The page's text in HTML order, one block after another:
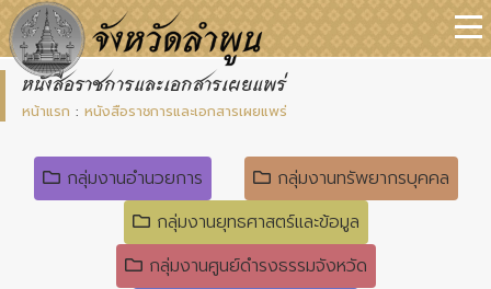
หนังสือราชการและเอกสารเผยแพร่
หน้าแรก : หนังสือราชการและเอกสารเผยแพร่
กลุ่มงานอำนวยการ
กลุ่มงานทรัพยากรบุคคล
กลุ่มงานยุทธศาสตร์และข้อมูล
กลุ่มงานศูนย์ดำรงธรรมจังหวัด